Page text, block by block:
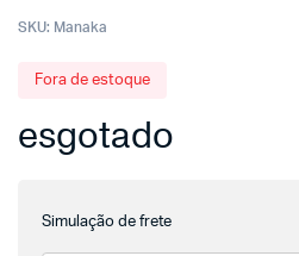
SKU: Manaka
Fora de estoque
esgotado
Simulação de frete